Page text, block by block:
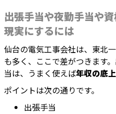
出張手当や夜勤手当や
現実にするには
仙台の電気工事会社は、東北
も多く、ここで差がつきます
当は、うまく使えば年収の底
ポイントは次の通りです。
出張手当